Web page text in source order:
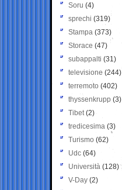
Soru (4)
sprechi (319)
Stampa (373)
Storace (47)
subappalti (31)
televisione(244)
terremoto (402)
thyssenkrupp (3)
Tibet(2)
tredicesima (3)
Turismo (62)
Udc (64)
Università (128)
V-Day (2)